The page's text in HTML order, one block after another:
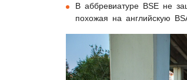
В аббревиатуре BSE не
похожая на английскую